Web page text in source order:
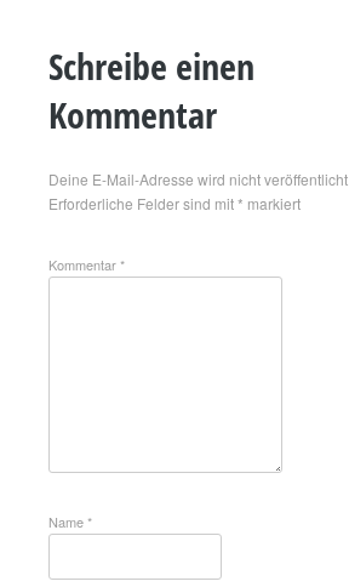
Schreibe einen
Kommentar
Deine E-Mail-Adresse wird nicht veröffentlicht.
Erforderliche Felder sind mit* markiert
Kommentar*
Name*